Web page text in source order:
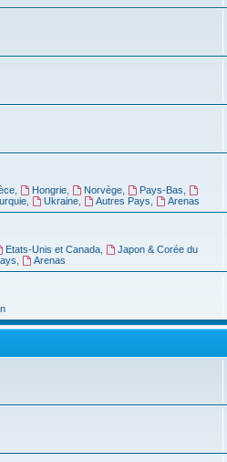
Hongrie, Norvège, Pays-Bas
Ukraine, Autres Pays Arenas
Etats-Unis et Canada,
Japon & Corée du
Arenas